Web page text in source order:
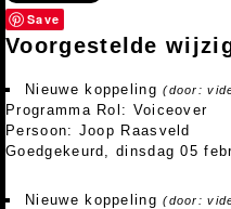
Save
Voorgestelde
Nieuwe koppeling(door:
Programma Rol: Voiceover
Persoon: Joop Raasveld
Goedgekeurd, dinsdag 05
Nieuwe koppeling(door: